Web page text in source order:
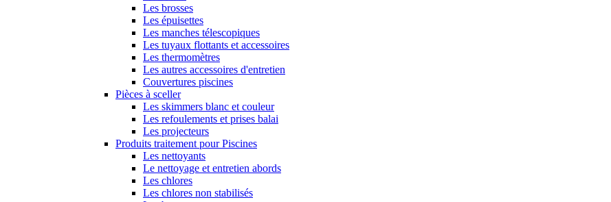
Les brosses
Les épuisettes
Les manches télescopiques
Les tuyaux flottants et accessoires
Les thermomètres
Les autres accessoires d'entretien
Couvertures piscines
Pièces à sceller
Les skimmers blanc et couleur
Les refoulements et prises balai
Les projecteurs
Produits traitement pour Piscines
Les nettoyants
Le nettoyage et entretien abords
Les chlores
Les chlores non stabilisés